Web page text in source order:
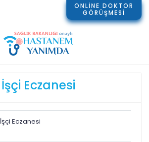
İşçi Eczanesi
İşçi Eczanesi
ONLİNE DOKTOR
GÖRÜŞMESİ